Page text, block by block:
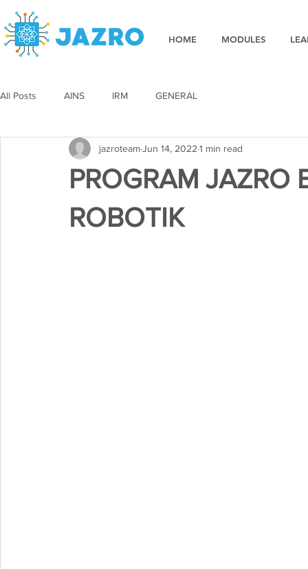
HOME MODULES
All Posts AINS IRM GENERAL
PROGRAM JAZRO
ROBOTIK
jazroteamJun 14, 2022 1 min read